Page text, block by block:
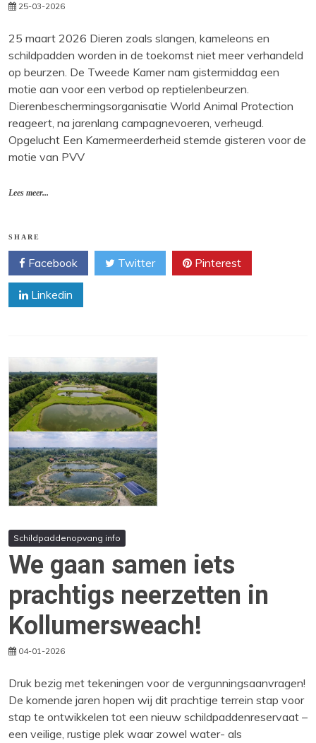
25-03-2026
25 maart 2026 Dieren zoals slangen, kameleons en
schildpadden worden in de toekomst niet meer verhandeld
op beurzen. De Tweede Kamer nam gistermiddag een
motie aan voor een verbod op reptielenbeurzen.
Dierenbeschermingsorganisatie World Animal Protection
reageert, na jarenlang campagnevoeren, verheugd.
Opgelucht Een Kamermeerderheid stemde gisteren voor de
motie van PVV
Lees meer...
SHARE
Facebook Twitter Pinterest
Linkedin
Schildpaddenopvang info
We gaan samen iets
prachtigs neerzetten in
Kollumersweach!
04-01-2026
Druk bezig met tekeningen voor de vergunningsaanvragen!
De komende jaren hopen wij dit prachtige terrein stap voor
stap te ontwikkelen tot een nieuw schildpaddenreservaat –
een veilige, rustige plek waar zowel water- als